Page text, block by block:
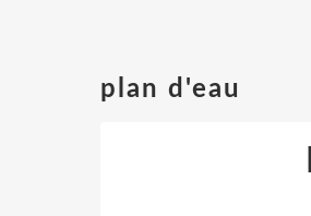
plan d'eau